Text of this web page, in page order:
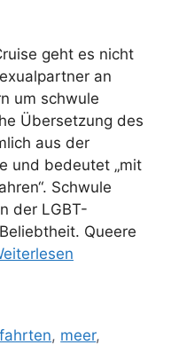
geht es nicht
an
um schwule
Übersetzung des
aus der
und bedeutet „mit
Schwule
der LGBT-
Queere
, meer,